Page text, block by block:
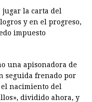
la carta del
y en el progreso,
impuesto
una apisonadora de
seguida frenado por
nacimiento del
dividido ahora, y